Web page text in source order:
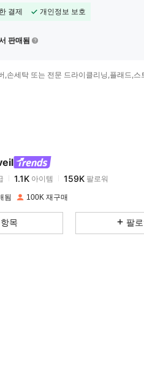
결제
개인정보 보호
판매됨
,손세탁 또는 전문 드라이클리닝,플래드,스
1.1K아이템
이(가)하루 전에지불됨
됨 100K 재구매
목 팔